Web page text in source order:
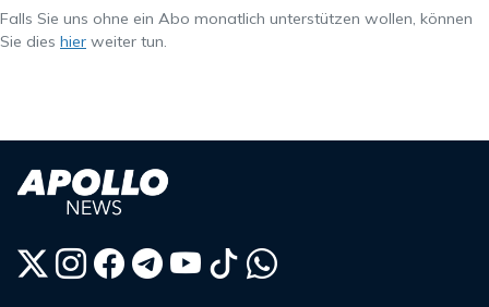
Falls Sie uns ohne ein Abo monatlich unterstützen wollen, können
Sie dies hier weiter tun.